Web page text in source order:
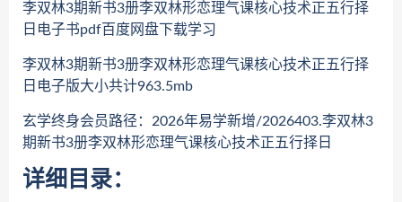
李双林3期新书3册李双林形恋理气课核心技术正五行择
日电子书pdf百度网盘下载学习
李双林3期新书3册李双林形恋理气课核心技术正五行择
日电子版大小共计963.5mb
玄学终身会员路径：2026年易学新增/2026403.李双林3
期新书3册李双林形恋理气课核心技术正五行择日
详细目录：